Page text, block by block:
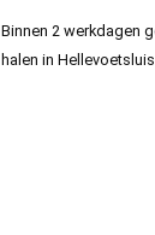
Binnen 2 werkdagen
halen in Hellevoetsluis.